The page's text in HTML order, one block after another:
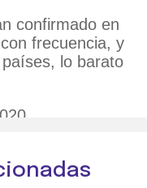
confirmado en
frecuencia, y
lo barato